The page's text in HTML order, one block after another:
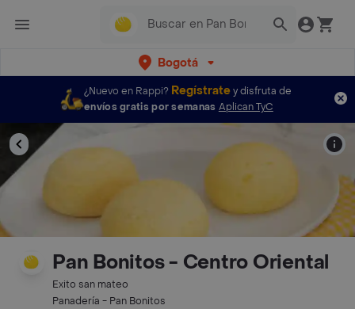
Bogotá
¿Nuevo en Rappi? Regístratey disfruta de
envíos gratis por semanas Aplican TyC
Pan Bonitos - Centro Oriental
Exito san mateo
Panadería - Pan Bonitos